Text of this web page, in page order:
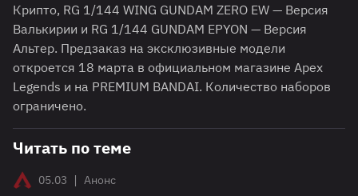
Крипто, RG 1/144 WING GUNDAM ZERO EW — Версия
Валькирии и RG 1/144 GUNDAM EPYON — Версия
Альтер. Предзаказ на эксклюзивные модели
откроется 18 марта в официальном магазине Apex
Legends и на PREMIUM BANDAI. Количество наборов
ограничено.
Читать по теме
05.03 | Анонс